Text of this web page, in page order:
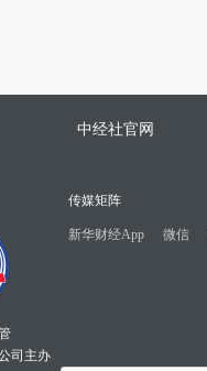
中经社官网
司主办
传媒矩阵
新华财经App 微信